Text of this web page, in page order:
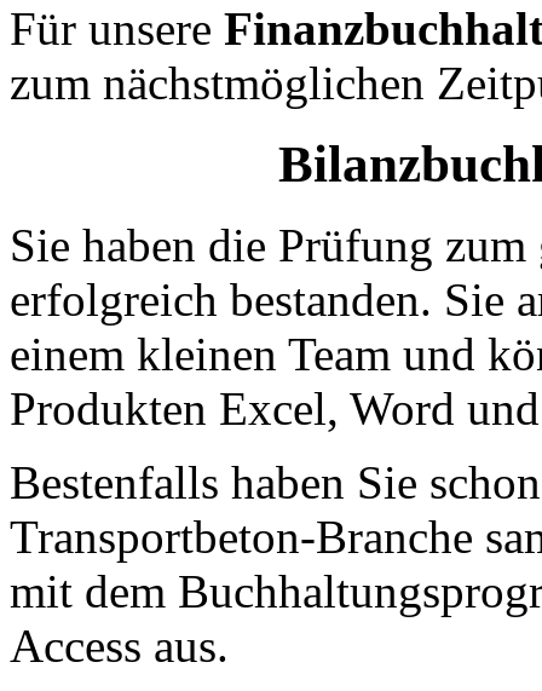
Für unsere
zum nächstmöglichen
Sie haben die Prüfung
erfolgreich bestanden. Sie
einem kleinen Team und
Produkten Excel, Word
Bestenfalls haben Sie
Transportbeton-Branche
mit dem
Access aus.